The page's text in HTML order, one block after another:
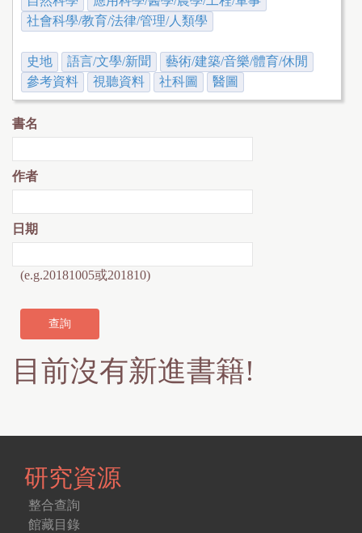
社會科學/教育/法律/管理/人類學
史地 語言/文學/新聞
藝術/建築/音樂/體育/休閒
參考資料
視聽資料 社科圖 醫圖
書名
作者
日期
(e.g.20181005或201810)
目前沒有新進書籍!
研究資源
整合查詢
館藏目錄